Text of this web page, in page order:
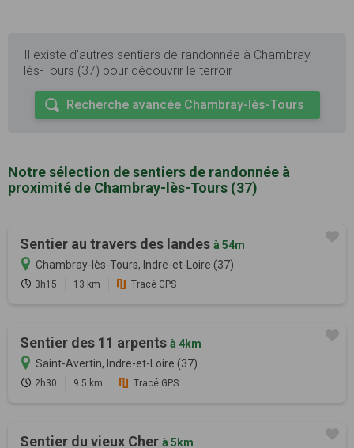
Il existe d'autres sentiers de randonnée à Chambray-
lès-Tours (37) pour découvrir le terroir
Recherche avancée Chambray-lès-Tours
Notre sélection de sentiers de randonnée à
proximité de Chambray-lès-Tours (37)
Sentier au travers des landes à 54m
Chambray-lès-Tours, Indre-et-Loire (37)
3h15 13 km Tracé GPS
Sentier des 11 arpents à 4km
Saint-Avertin, Indre-et-Loire (37)
2h30 9.5 km Tracé GPS
Sentier du vieux Cher à 5km